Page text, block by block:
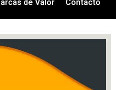
de Valor Contacto